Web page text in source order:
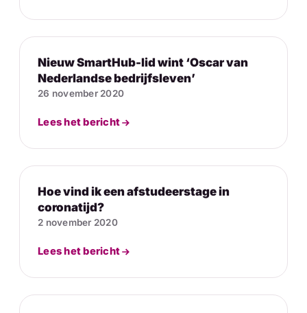
Nieuw SmartHub-lid wint ‘Oscar van
Nederlandse bedrijfsleven’
26 november 2020
Lees het bericht
Hoe vind ik een afstudeerstage in
coronatijd?
2 november 2020
Lees het bericht